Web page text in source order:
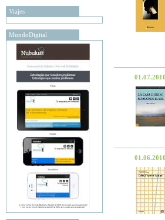
Viajes
MundoDigital
01.07.2010
01.06.2010